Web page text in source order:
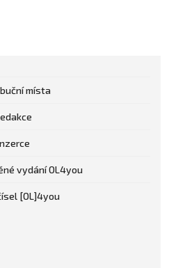
místa
vydání OL4you
[OL]4you